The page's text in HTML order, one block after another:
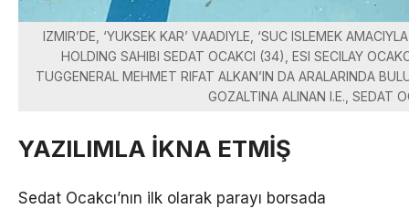
IZMIR’DE, ‘YUKSEK KAR’ VAADIYLE, ‘SUC ISLEMEK
HOLDING SAHIBI SEDAT OCAKCI (34), ESI SECILAY
TUGGENERAL MEHMET RIFAT ALKAN’IN DA ARALARINDA
GOZALTINA ALINAN I.E., SEDAT
YAZILIMLA İKNA ETMİŞ
Sedat Ocakcı’nın ilk olarak parayı borsada